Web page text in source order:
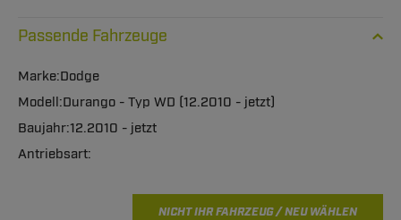
Passende Fahrzeuge
Dodge
Durango - Typ WD (12.2010 - jetzt)
12.2010 - jetzt
NICHT IHR FAHRZEUG / NEU WÄHLEN